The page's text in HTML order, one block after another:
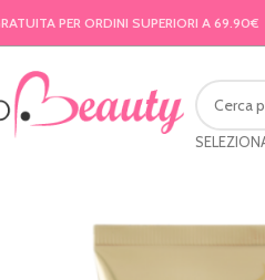
PER ORDINI SUPERIORI A 69.90€